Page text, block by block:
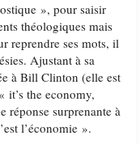
», pour saisir
théologiques mais
reprendre ses mots, il
Ajustant à sa
à Bill Clinton (elle est
it’s the economy,
réponse surprenante à
l’économie ».